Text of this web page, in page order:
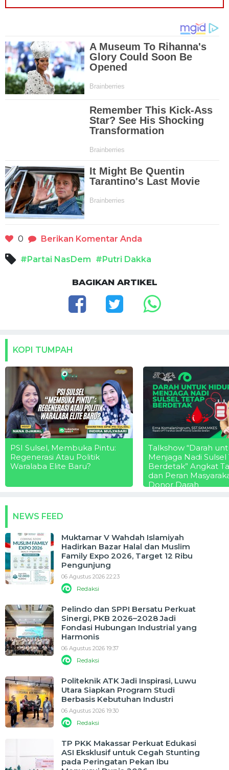
0 Berikan Komentar Anda
#Partai NasDem #Putri Dakka
BAGIKAN ARTIKEL
KOPI TUMPAH
PSI Sulsel, Membuka Pintu:
Regenerasi Atau Politik
Waralaba Elite Baru?
Talkshow “Darah
Menjaga Nadi Sulsel
Berdetak” Angkat
dan Peran
Donor Darah
NEWS FEED
Muktamar V Wahdah Islamiyah
Hadirkan Bazar Halal dan Muslim
Family Expo 2026, Target 12 Ribu
Pengunjung
06 Agustus 2026 22:23
Redaksi
Pelindo dan SPPI Bersatu Perkuat
Sinergi, PKB 2026–2028 Jadi
Fondasi Hubungan Industrial yang
Harmonis
06 Agustus 2026 19:37
Redaksi
Politeknik ATK Jadi Inspirasi, Luwu
Utara Siapkan Program Studi
Berbasis Kebutuhan Industri
06 Agustus 2026 19:30
Redaksi
TP PKK Makassar Perkuat Edukasi
ASI Eksklusif untuk Cegah Stunting
pada Peringatan Pekan Ibu